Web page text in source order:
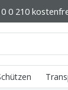
0 210